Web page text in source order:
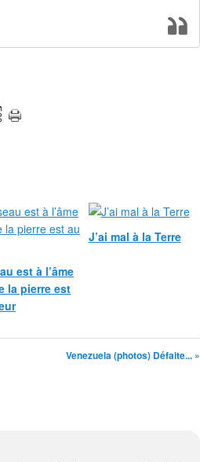
est à l’âme
la pierre est
J’ai mal à la Terre
Venezuela (photos) Défaite... »